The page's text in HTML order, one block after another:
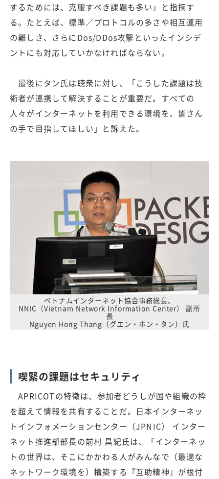
するためには、克服すべき課題も多い」と指摘す
る。たとえば、標準／プロトコルの多さや相互運用
の難しさ、さらにDos/DDos攻撃といったインシデ
ントにも対応していかなければならない。
最後にタン氏は聴衆に対し、「こうした課題は技
術者が連携して解決することが重要だ。すべての
人々がインターネットを利用できる環境を、皆さん
の手で目指してほしい」と訴えた。
ベトナムインターネット協会事務総長、
NNIC（Vietnam Network Information Center） 副所
長
Nguyen Hong Thang（グエン・ホン・タン）氏
喫緊の課題はセキュリティ
APRICOTの特徴は、参加者どうしが国や組織の枠
を超えて情報を共有することだ。日本インターネッ
トインフォメーションセンター（JPNIC） インター
ネット推進部部長の前村 昌紀氏は、「インターネッ
トの世界は、そこにかかわる人がみんなで（最適な
ネットワーク環境を）構築する『互助精神』が根付